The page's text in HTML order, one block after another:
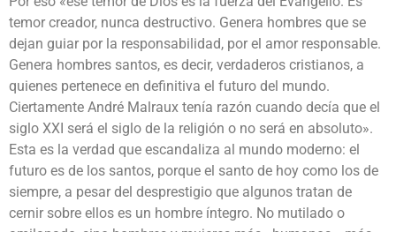
temor creador, nunca destructivo. Genera hombres que se
dejan guiar por la responsabilidad, por el amor responsable.
Genera hombres santos, es decir, verdaderos cristianos, a
quienes pertenece en definitiva el futuro del mundo.
Ciertamente André Malraux tenía razón cuando decía que el
siglo XXI será el siglo de la religión o no será en absoluto».
Esta es la verdad que escandaliza al mundo moderno: el
futuro es de los santos, porque el santo de hoy como los de
siempre, a pesar del desprestigio que algunos tratan de
cernir sobre ellos es un hombre íntegro. No mutilado o